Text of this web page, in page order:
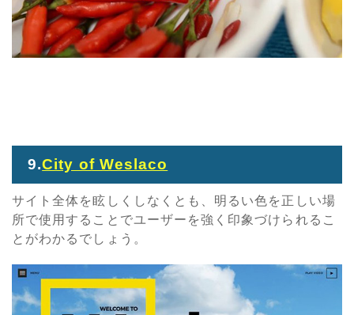
9.City of Weslaco
サイト全体を眩しくしなくとも、明るい色を正しい場
所で使用することでユーザーを強く印象づけられるこ
とがわかるでしょう。